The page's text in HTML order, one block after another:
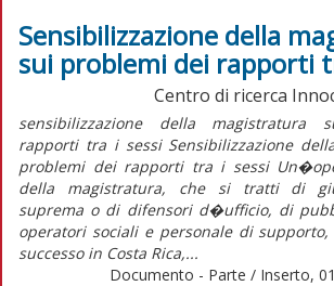
Sensibilizzazione della
sui problemi dei rapporti
Centro di ricerca
sensibilizzazione della magistratura
rapporti tra i sessi Sensibilizzazione
problemi dei rapporti tra i sessi
della magistratura, che si tratti di
suprema o di difensori d�ufficio, di
operatori sociali e personale di
successo in Costa Rica,...
Documento - Parte / Inserto,